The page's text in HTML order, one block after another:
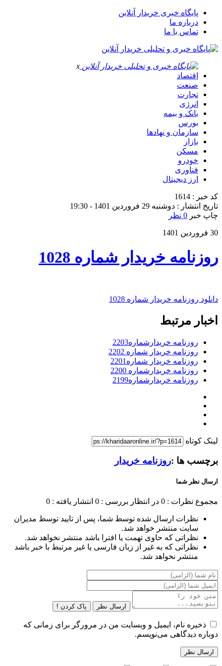
پایگاه خبری خریدار آنلاین
درباره ما
تماس با ما
x
اقتصاد
صنعت
تجارت
انرژی
بانک و بیمه
بورس
سازمان و نهادها
بازار
مسکن
خودرو
فناوری
ارز دیجیتال
کد خبر : 1614
تاریخ انتشار : دوشنبه 29 فروردین 1401 - 19:30
چاپ خبر 0 نظر
30 فروردین 1401
روزنامه خریدار شماره 1028
دانلود روزنامه خریدار شماره 1028
اخبار مرتبط
روزنامه خریدارشماره2203
روزنامه خریدار شماره 2202
روزنامه خریدار شماره2201
روزنامه خریدارشماره 2200
روزنامه خریدارشماره2199
لینک کوتاه
برچسب ها :روزنامه خریدار
ارسال نظر شما
مجموع نظرات : 0 در انتظار بررسی : 0 انتشار یافته : 0
نظرات ارسال شده توسط شما، پس از تایید توسط مدیران
سایت منتشر خواهد شد.
نظراتی که حاوی تهمت یا افترا باشد منتشر نخواهد شد.
نظراتی که به غیر از زبان فارسی یا غیر مرتبط با خبر باشد
منتشر نخواهد شد.
ارسال نظر پاک کردن !
ذخیره نام، ایمیل و وبسایت من در مرورگر برای زمانی که
دوباره دیدگاهی می‌نویسم.